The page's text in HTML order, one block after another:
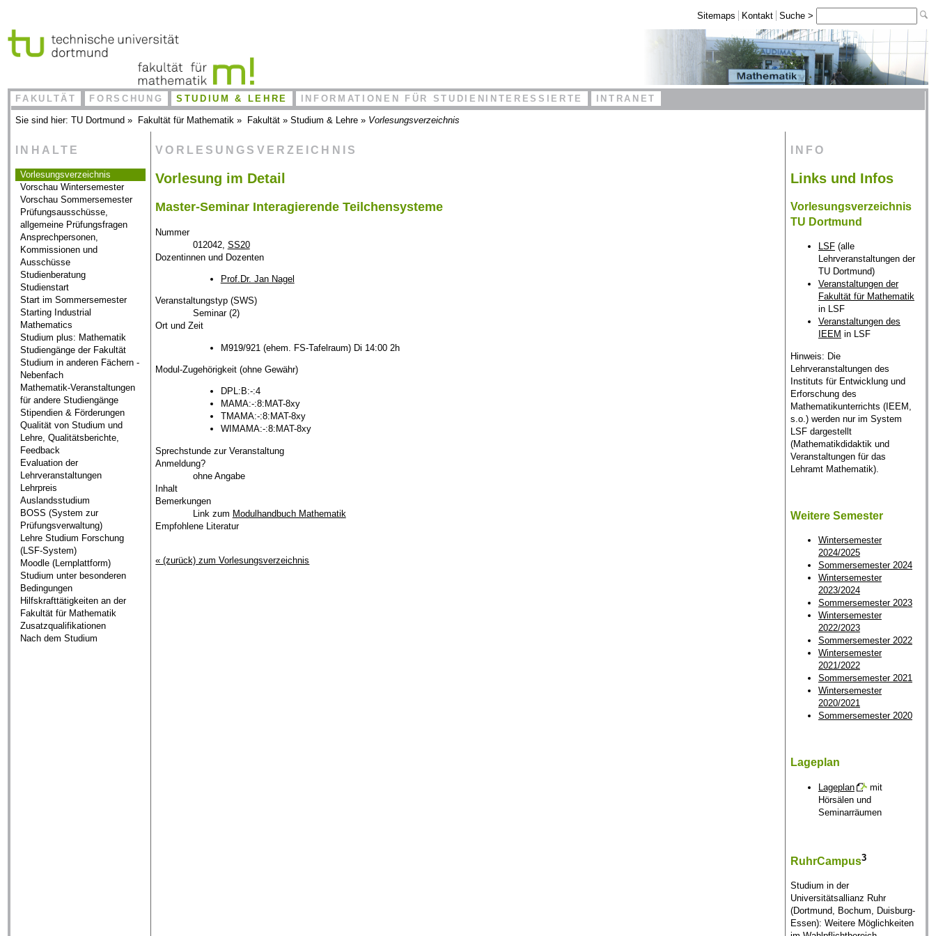
Sitemaps Kontakt Suche >
FAKULTÄT FORSCHUNG STUDIUM & LEHRE INFORMATIONEN FÜR STUDIENINTERESSIERTE INTRANET
Sie sind hier:TU Dortmund » Fakultät für Mathematik » Fakultät »Studium & Lehre » Vorlesungsverzeichnis
INHALTE
Vorlesungsverzeichnis
Vorschau Wintersemester
Vorschau Sommersemester
Prüfungsausschüsse,
allgemeine Prüfungsfragen
Ansprechpersonen,
Kommissionen und
Ausschüsse
Studienberatung
Studienstart
Start im Sommersemester
Starting Industrial
Mathematics
Studium plus: Mathematik
Studiengänge der Fakultät
Studium in anderen Fächern -
Nebenfach
Mathematik-Veranstaltungen
für andere Studiengänge
Stipendien & Förderungen
Qualität von Studium und
Lehre, Qualitätsberichte,
Feedback
Evaluation der
Lehrveranstaltungen
Lehrpreis
Auslandsstudium
BOSS (System zur
Prüfungsverwaltung)
Lehre Studium Forschung
(LSF-System)
Moodle (Lernplattform)
Studium unter besonderen
Bedingungen
Hilfskrafttätigkeiten an der
Fakultät für Mathematik
Zusatzqualifikationen
Nach dem Studium
VORLESUNGSVERZEICHNIS
Vorlesung im Detail
Master-Seminar Interagierende Teilchensysteme
Nummer
012042, SS20
Dozentinnen und Dozenten
Prof.Dr. Jan Nagel
Veranstaltungstyp (SWS)
Seminar (2)
Ort und Zeit
M919/921 (ehem. FS-Tafelraum) Di 14:00 2h
Modul-Zugehörigkeit (ohne Gewähr)
DPL:B:-:4
MAMA:-:8:MAT-8xy
TMAMA:-:8:MAT-8xy
WIMAMA:-:8:MAT-8xy
Sprechstunde zur Veranstaltung
Anmeldung?
ohne Angabe
Inhalt
Bemerkungen
Link zum Modulhandbuch Mathematik
Empfohlene Literatur
« (zurück) zum Vorlesungsverzeichnis
INFO
Links und Infos
Vorlesungsverzeichnis
TU Dortmund
LSF(alle
Lehrveranstaltungen der
TU Dortmund)
Veranstaltungen der
Fakultät für Mathematik
in LSF
Veranstaltungen des
IEEM in LSF
Hinweis: Die
Lehrveranstaltungen des
Instituts für Entwicklung und
Erforschung des
Mathematikunterrichts (IEEM,
s.o.) werden nur im System
LSF dargestellt
(Mathematikdidaktik und
Veranstaltungen für das
Lehramt Mathematik).
Weitere Semester
Wintersemester
2024/2025
Sommersemester 2024
Wintersemester
2023/2024
Sommersemester 2023
Wintersemester
2022/2023
Sommersemester 2022
Wintersemester
2021/2022
Sommersemester 2021
Wintersemester
2020/2021
Sommersemester 2020
Lageplan
Lageplan
mit
Hörsälen und
Seminarräumen
RuhrCampus3
Studium in der
Universitätsallianz Ruhr
(Dortmund, Bochum, Duisburg-
Essen): Weitere Möglichkeiten